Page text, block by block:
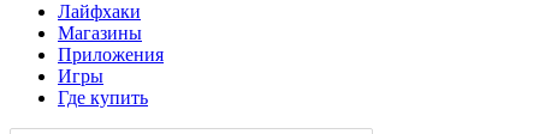
Лайфхаки
Магазины
Приложения
Игры
Где купить